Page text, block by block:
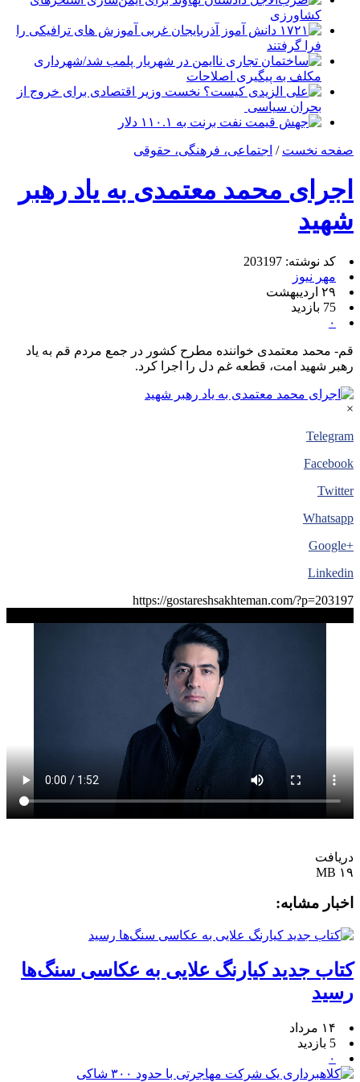
کشاورزی
۱۷۲۱ دانش آموز آذربایجان غربی آموزش های ترافیکی را
فرا گرفتند
ساختمان تجاری ناایمن در شهریار پلمب شد/شهرداری
مکلف به پیگیری اصلاحات
علی الزیدی کیست؟ نخست وزیر اقتصادی برای خروج از
بحران سیاسی
جهش قیمت نفت برنت به ۱۱۰.۱ دلار
صفحه نخست / اجتماعی، فرهنگی، حقوقی
اجرای محمد معتمدی به یاد رهبر
شهید
کد نوشته: 203197
مهر نیوز
۲۹ اردیبهشت
75 بازدید
۰
قم- محمد معتمدی خواننده مطرح کشور در جمع مردم قم به یاد
رهبر شهید امت، قطعه غم دل را اجرا کرد.
×
Telegram
Facebook
Twitter
Whatsapp
+Google
Linkedin
https://gostareshsakhteman.com/?p=203197
دریافت
۱۹ MB
اخبار مشابه:
کتاب جدید کیارنگ علایی به عکاسی سنگ‌ها
رسید
۱۴ مرداد
5 بازدید
۰